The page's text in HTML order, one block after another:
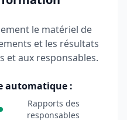
le matériel de
et les résultats
et aux responsables.
automatique :
Rapports des
responsables